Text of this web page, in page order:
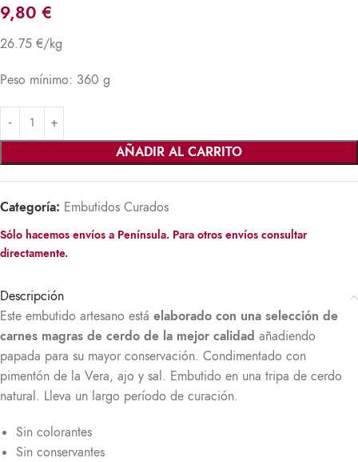
9,80 €
26.75 €/kg
Peso mínimo: 360 g
AÑADIR AL CARRITO
Categoría: Embutidos Curados
Sólo hacemos envíos a Península. Para otros envíos consultar
directamente.
Descripción
Este embutido artesano está elaborado con una selección de
carnes magras de cerdo de la mejor calidad añadiendo
papada para su mayor conservación. Condimentado con
pimentón de la Vera, ajo y sal. Embutido en una tripa de cerdo
natural. Lleva un largo período de curación.
Sin colorantes
Sin conservantes